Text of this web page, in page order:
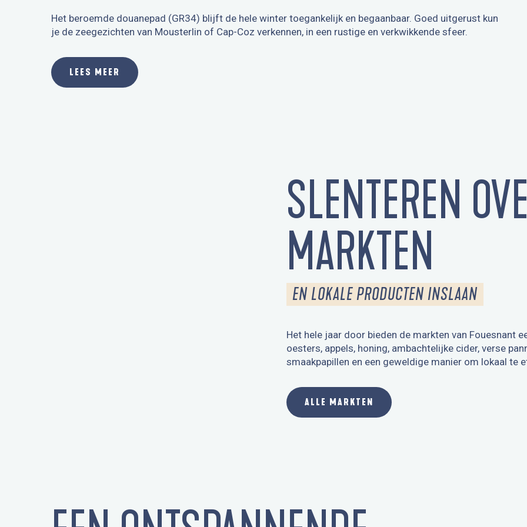
Het beroemde douanepad (GR34) blijft de hele winter toegankelijk en begaanbaar. Goed uitgerust kun
je de zeegezichten van Mousterlin of Cap-Coz verkennen, in een rustige en verkwikkende sfeer.
LEES MEER
SLENTEREN
MARKTEN
EN LOKALE PRODUCTEN INSLAAN
Het hele jaar door bieden de markten van Fouesnant
oesters, appels, honing, ambachtelijke cider, verse
smaakpapillen en een geweldige manier om lokaal te
ALLE MARKTEN